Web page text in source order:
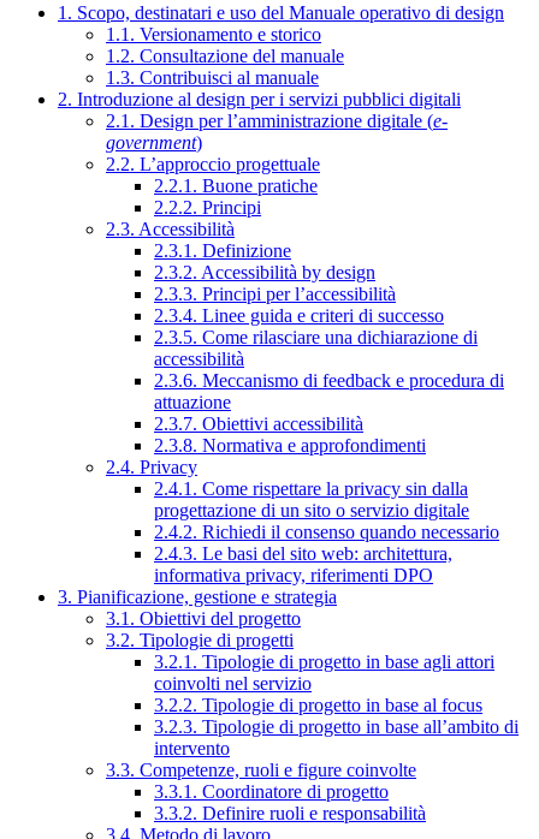
1. Scopo, destinatari e uso del Manuale operativo di design
1.1. Versionamento e storico
1.2. Consultazione del manuale
1.3. Contribuisci al manuale
2. Introduzione al design per i servizi pubblici digitali
2.1. Design per l’amministrazione digitale (e-
government)
2.2. L’approccio progettuale
2.2.1. Buone pratiche
2.2.2. Principi
2.3. Accessibilità
2.3.1. Definizione
2.3.2. Accessibilità by design
2.3.3. Principi per l’accessibilità
2.3.4. Linee guida e criteri di successo
2.3.5. Come rilasciare una dichiarazione di
accessibilità
2.3.6. Meccanismo di feedback e procedura di
attuazione
2.3.7. Obiettivi accessibilità
2.3.8. Normativa e approfondimenti
2.4. Privacy
2.4.1. Come rispettare la privacy sin dalla
progettazione di un sito o servizio digitale
2.4.2. Richiedi il consenso quando necessario
2.4.3. Le basi del sito web: architettura,
informativa privacy, riferimenti DPO
3. Pianificazione, gestione e strategia
3.1. Obiettivi del progetto
3.2. Tipologie di progetti
3.2.1. Tipologie di progetto in base agli attori
coinvolti nel servizio
3.2.2. Tipologie di progetto in base al focus
3.2.3. Tipologie di progetto in base all’ambito di
intervento
3.3. Competenze, ruoli e figure coinvolte
3.3.1. Coordinatore di progetto
3.3.2. Definire ruoli e responsabilità
3.4. Metodo di lavoro